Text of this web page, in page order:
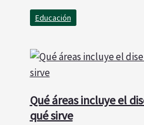
Educación
Qué áreas incluye el
qué sirve